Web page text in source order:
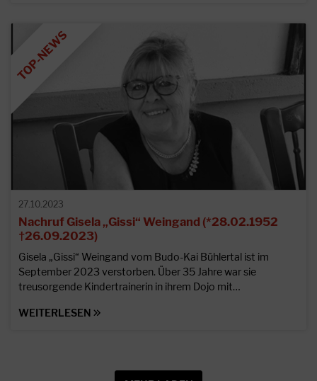
27.10.2023
Nachruf Gisela „Gissi“ Weingand (*28.02.1952
†26.09.2023)
Gisela „Gissi“ Weingand vom Budo-Kai Bühlertal ist im
September 2023 verstorben. Über 35 Jahre war sie
treusorgende Kindertrainerin in ihrem Dojo mit…
WEITERLESEN